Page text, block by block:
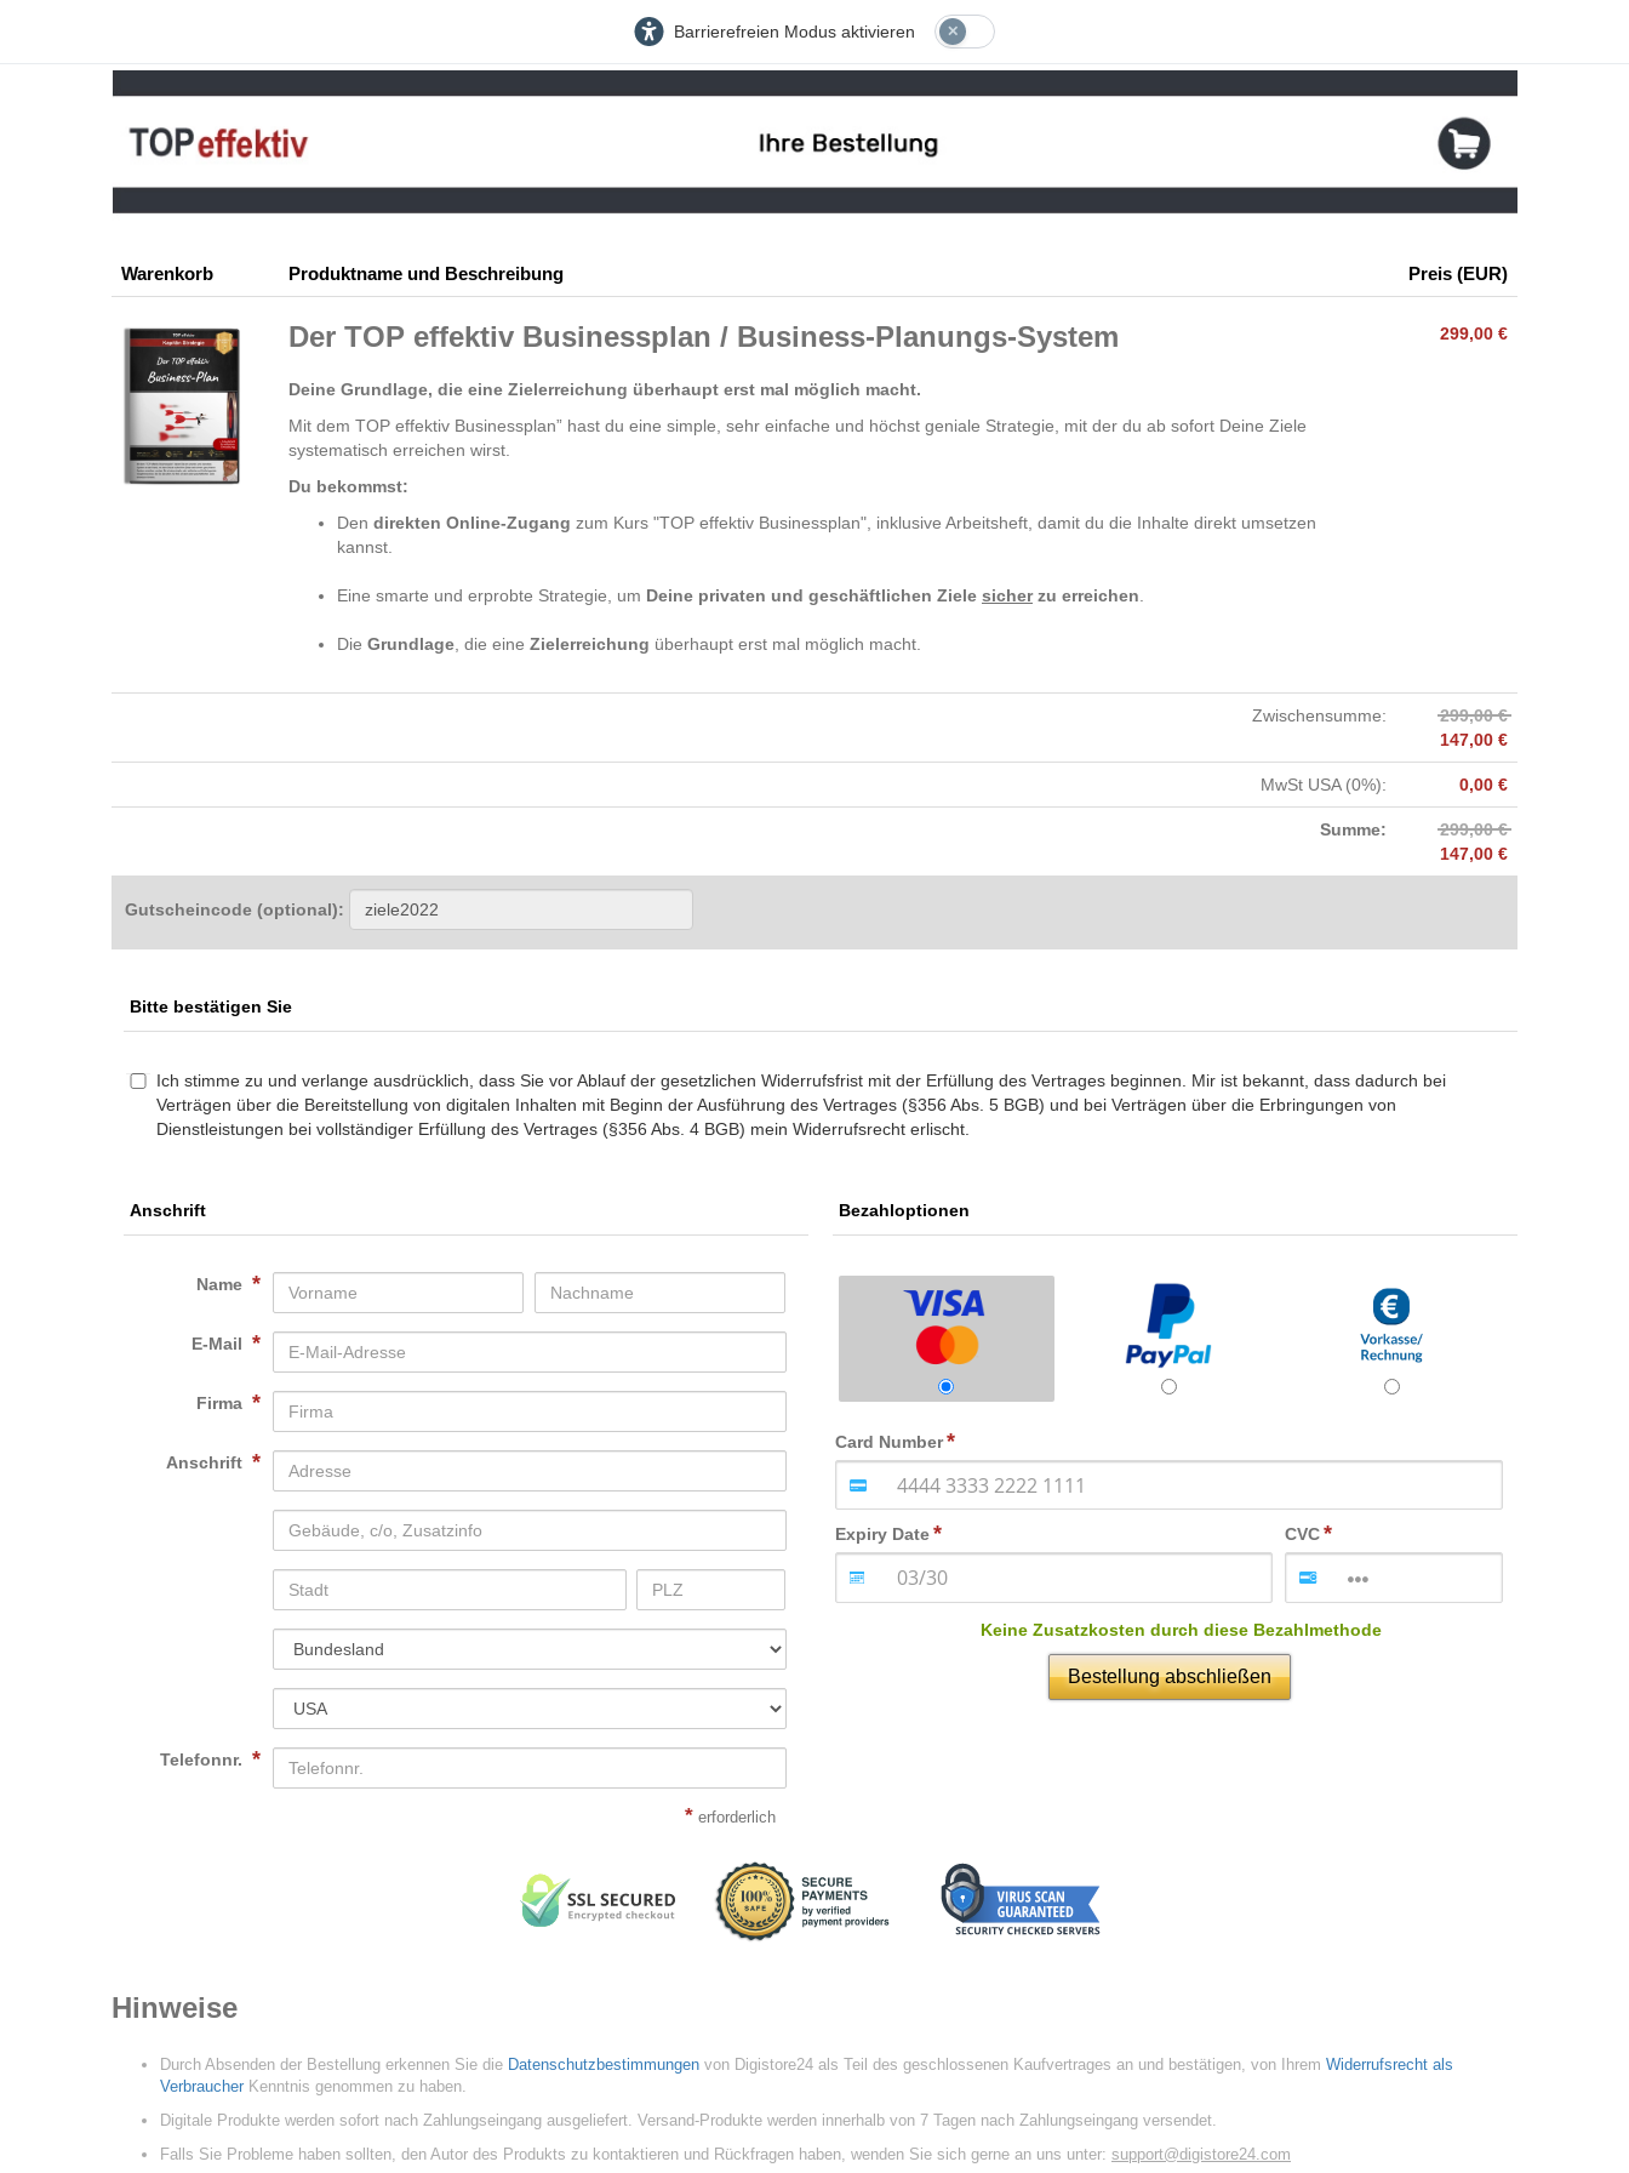
Barrierefreien Modus aktivieren
Warenkorb Produktname und Beschreibung Preis (EUR)
Der TOP effektiv Businessplan / Business-Planungs-System
Deine Grundlage, die eine Zielerreichung überhaupt erst mal möglich macht.
Mit dem TOP effektiv Businessplan” hast du eine simple, sehr einfache und höchst geniale Strategie, mit der du ab sofort Deine Ziele
systematisch erreichen wirst.
Du bekommst:
Den direkten Online-Zugang zum Kurs "TOP effektiv Businessplan", inklusive Arbeitsheft, damit du die Inhalte direkt umsetzen
kannst.
Eine smarte und erprobte Strategie, um Deine privaten und geschäftlichen Ziele sicherzu erreichen
Die Grundlage , die eine Zielerreichung überhaupt erst mal möglich macht.
299,00 €
Zwischensumme:
299,00 €
147,00 €
MwSt USA (0%): 0,00 €
Summe:
299,00 €
147,00 €
Gutscheincode (optional):
Bitte bestätigen Sie
Ich stimme zu und verlange ausdrücklich, dass Sie vor Ablauf der gesetzlichen Widerrufsfrist mit der Erfüllung des Vertrages beginnen. Mir ist bekannt, dass dadurch bei
Verträgen über die Bereitstellung von digitalen Inhalten mit Beginn der Ausführung des Vertrages (§356 Abs. 5 BGB) und bei Verträgen über die Erbringungen von
Dienstleistungen bei vollständiger Erfüllung des Vertrages (§356 Abs. 4 BGB) mein Widerrufsrecht erlischt.
Anschrift
Name *
E-Mail *
Firma *
Anschrift *
Telefonnr. *
* erforderlich
Bezahloptionen
Card Number
Expiry Date CVC
Keine Zusatzkosten durch diese Bezahlmethode
Bestellung abschließen
Hinweise
Durch Absenden der Bestellung erkennen Sie die Datenschutzbestimmungen von Digistore24 als Teil des geschlossenen Kaufvertrages an und bestätigen, von Ihrem Widerrufsrecht als
Verbraucher Kenntnis genommen zu haben.
Digitale Produkte werden sofort nach Zahlungseingang ausgeliefert. Versand-Produkte werden innerhalb von 7 Tagen nach Zahlungseingang versendet.
Falls Sie Probleme haben sollten, den Autor des Produkts zu kontaktieren und Rückfragen haben, wenden Sie sich gerne an uns unter: support@digistore24.com